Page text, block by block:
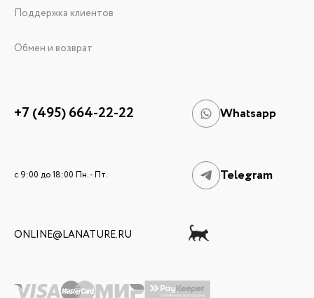
Поддержка клиентов
Обмен и возврат
+7 (495) 664-22-22 Whatsapp
c 9:00 до 18:00 Пн. - Пт. Telegram
ONLINE@LANATURE.RU